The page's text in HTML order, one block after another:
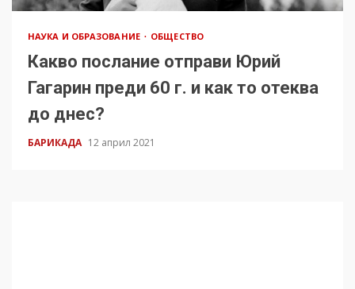
НАУКА И ОБРАЗОВАНИЕ ОБЩЕСТВО
Какво послание отправи Юрий
Гагарин преди 60 г. и как то отеква
до днес?
БАРИКАДА 12 април 2021